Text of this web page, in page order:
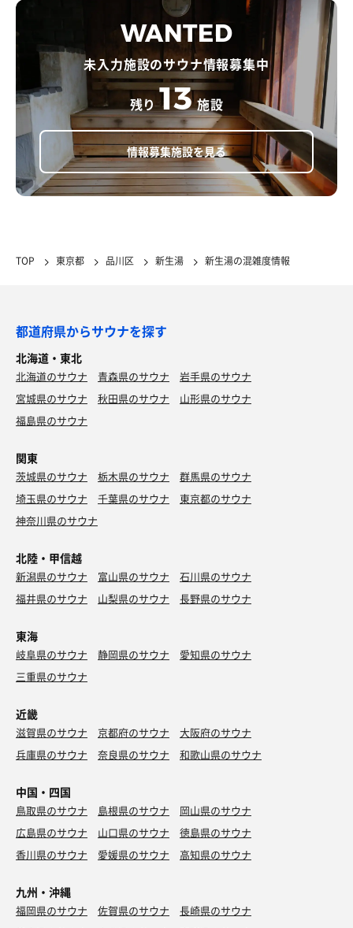
WANTED
未入力施設のサウナ情報募集中
残り 13 施設
情報募集施設を見る
TOP 東京都 品川区 新生湯 新生湯の混雑度情報
都道府県からサウナを探す
北海道・東北
北海道のサウナ 青森県のサウナ
岩手県のサウナ
宮城県のサウナ
秋田県のサウナ
山形県のサウナ
福島県のサウナ
関東
茨城県のサウナ 栃木県のサウナ
群馬県のサウナ
埼玉県のサウナ
千葉県のサウナ
東京都のサウナ
神奈川県のサウナ
北陸・甲信越
新潟県のサウナ 富山県のサウナ
石川県のサウナ
福井県のサウナ
山梨県のサウナ 長野県のサウナ
東海
岐阜県のサウナ 静岡県のサウナ
愛知県のサウナ
三重県のサウナ
近畿
滋賀県のサウナ 京都府のサウナ
大阪府のサウナ
兵庫県のサウナ
奈良県のサウナ 和歌山県のサウナ
中国・四国
鳥取県のサウナ 島根県のサウナ
岡山県のサウナ
広島県のサウナ
山口県のサウナ
徳島県のサウナ
香川県のサウナ
愛媛県のサウナ 高知県のサウナ
九州・沖縄
福岡県のサウナ 佐賀県のサウナ
長崎県のサウナ